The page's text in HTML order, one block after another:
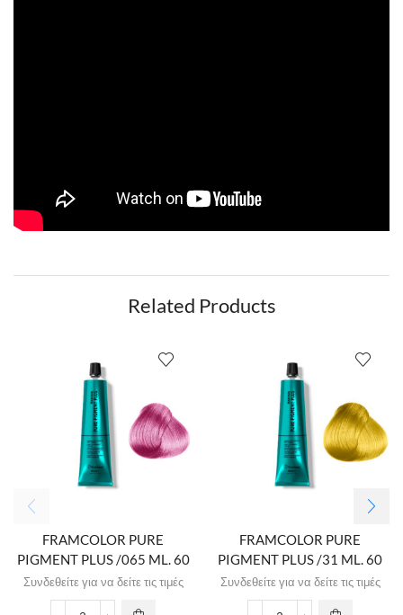
Related Products
FRAMCOLOR PURE
PIGMENT PLUS /065 ML. 60
Συνδεθείτε για να δείτε τις τιμές
FRAMCOLOR PURE
PIGMENT PLUS /31 ML. 60
Συνδεθείτε για να δείτε τις τιμές